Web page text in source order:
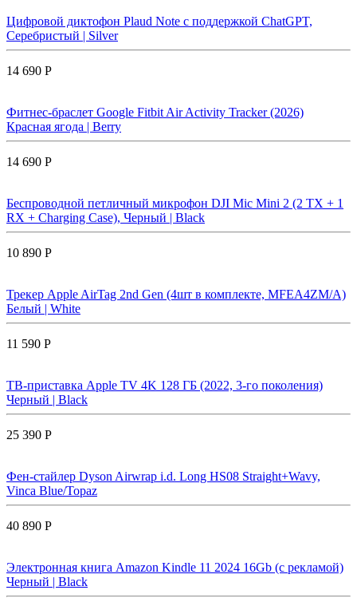
Цифровой диктофон Plaud Note с поддержкой ChatGPT,
Серебристый | Silver
14 690 Р
Фитнес-браслет Google Fitbit Air Activity Tracker (2026)
Красная ягода | Berry
14 690 Р
Беспроводной петличный микрофон DJI Mic Mini 2 (2 TX + 1
RX + Charging Case), Черный | Black
10 890 Р
Трекер Apple AirTag 2nd Gen (4шт в комплекте, MFEA4ZM/A)
Белый | White
11 590 Р
ТВ-приставка Apple TV 4K 128 ГБ (2022, 3-го поколения)
Черный | Black
25 390 Р
Фен-стайлер Dyson Airwrap i.d. Long HS08 Straight+Wavy,
Vinca Blue/Topaz
40 890 Р
Электронная книга Amazon Kindle 11 2024 16Gb (с рекламой)
Черный | Black